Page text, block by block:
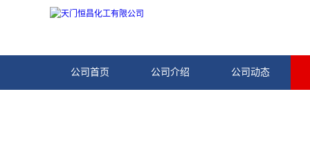
公司首页 公司介绍 公司动态